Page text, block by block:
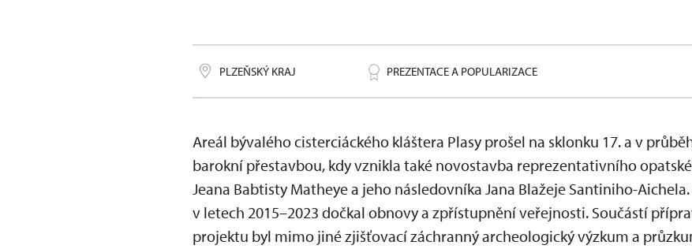
PLZEŇSKÝ KRAJ PREZENTACE A POPULARIZACE
Areál bývalého cisterciáckého kláštera Plasy prošel na sklonku 17. a v
barokní přestavbou, kdy vznikla také novostavba reprezentativního
Jeana Babtisty Matheye a jeho následovníka Jana Blažeje Santiniho-
v letech 2015–2023 dočkal obnovy a zpřístupnění veřejnosti. Součástí
projektu byl mimo jiné zjišťovací záchranný archeologický výzkum a